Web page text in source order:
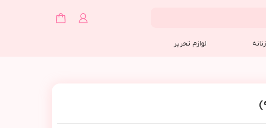
زنانه لوازم تحریر